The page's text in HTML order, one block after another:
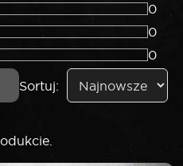
0
0
0
Sortuj: